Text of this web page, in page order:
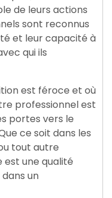
de leurs actions
sont reconnus
et leur capacité à
qui ils
est féroce et où
professionnel est
portes vers le
ce soit dans les
tout autre
est une qualité
un